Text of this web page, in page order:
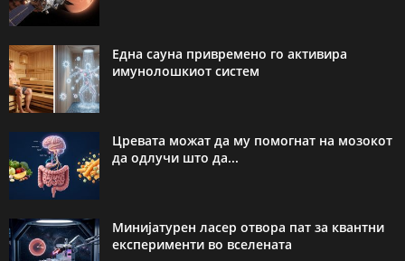
Една сауна привремено го активира
имунолошкиот систем
Цревата можат да му помогнат на мозокот
да одлучи што да...
Минијатурен ласер отвора пат за квантни
експерименти во вселената